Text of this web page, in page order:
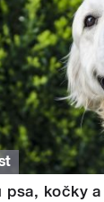
psa, kočky